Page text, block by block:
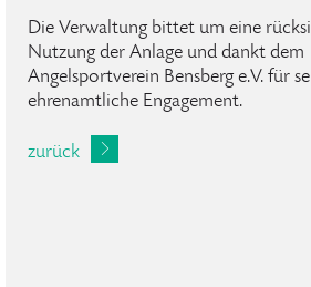
Die Verwaltung bittet um eine
Nutzung der Anlage und dankt dem
Angelsportverein Bensberg e.V. für
ehrenamtliche Engagement.
zurück